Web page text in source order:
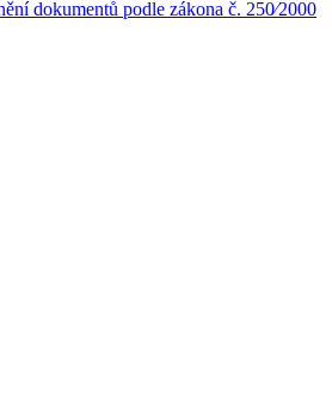
dokumentů podle zákona č. 250⁄2000